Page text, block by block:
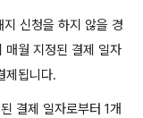
신청을 하지 않을 경
매월 지정된 결제 일자
제됩니다.
결제 일자로부터 1개